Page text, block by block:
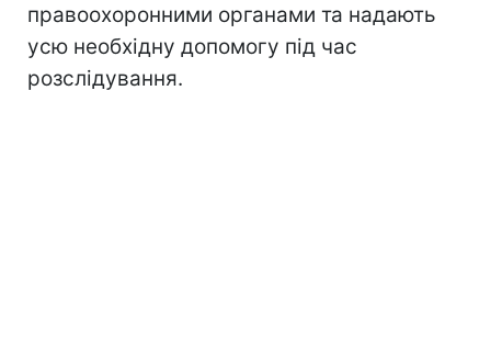
правоохоронними органами та надають
усю необхідну допомогу під час
розслідування.